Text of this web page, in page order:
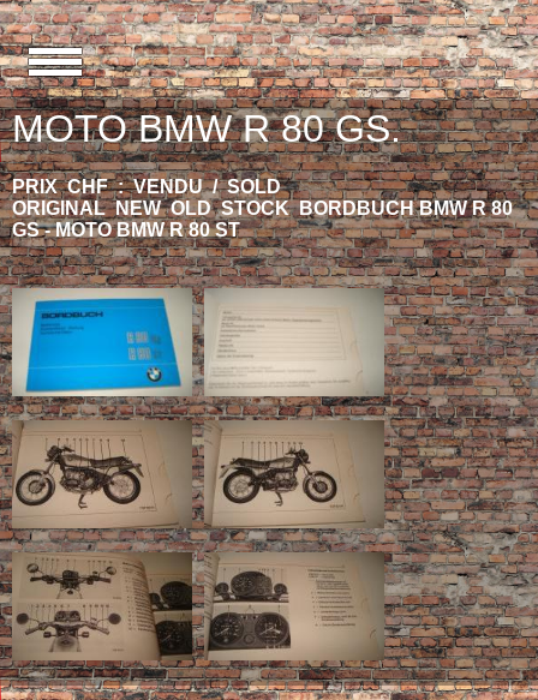
MOTO BMW R 80 GS.
PRIX CHF : VENDU / SOLD
ORIGINAL NEW OLD STOCK BORDBUCH BMW R 80
GS - MOTO BMW R 80 ST